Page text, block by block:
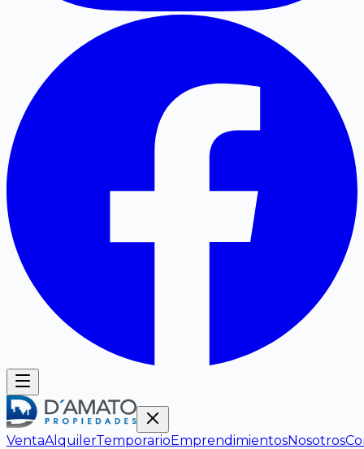
VentaAlquilerTemporarioEmprendimientosNosotros